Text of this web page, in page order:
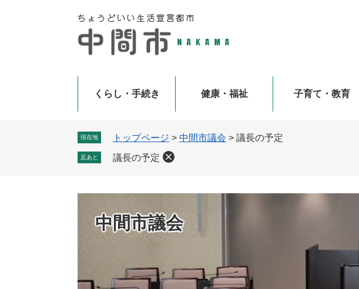
くらし・手続き 健康・福祉 子育て・教育
現在地 トップページ > 中間市議会 > 議長の予定
足あと 議長の予定
中間市議会